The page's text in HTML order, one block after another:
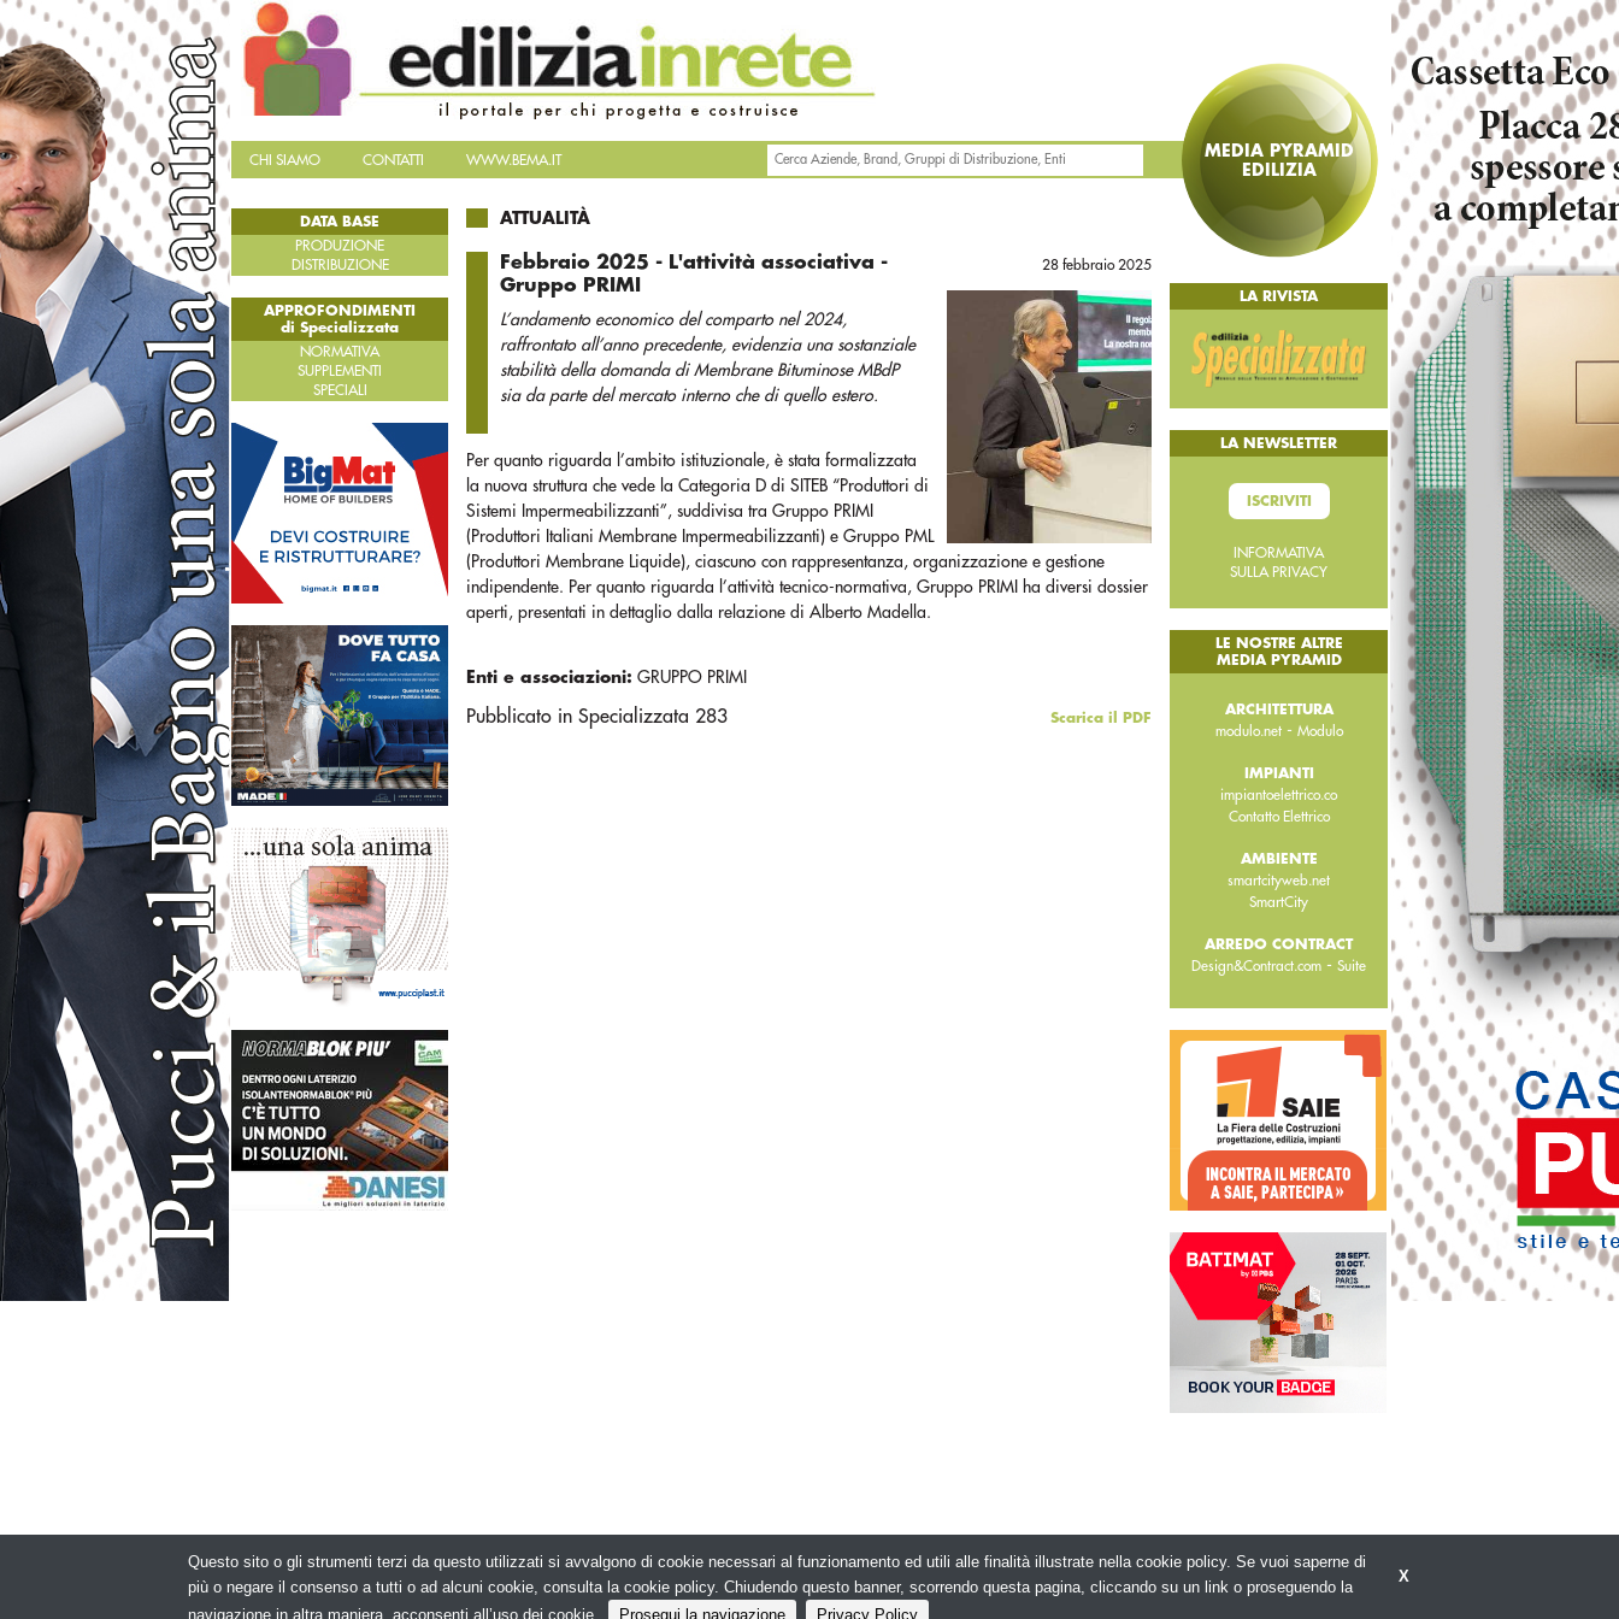
CHI SIAMO CONTATTI WWW.BEMA.IT
MEDIA PYRAMID
EDILIZIA
ATTUALITÀ
Febbraio 2025 - L'attività associativa -
Gruppo PRIMI
L’andamento economico del comparto nel 2024,
raffrontato all’anno precedente, evidenzia una sostanziale
stabilità della domanda di Membrane Bituminose MBdP
sia da parte del mercato interno che di quello estero.
28 febbraio 2025
Per quanto riguarda l’ambito istituzionale, è stata formalizzata
la nuova struttura che vede la Categoria D di SITEB “Produttori di
Sistemi Impermeabilizzanti”, suddivisa tra Gruppo PRIMI
(Produttori Italiani Membrane Impermeabilizzanti) e Gruppo PML
(Produttori Membrane Liquide), ciascuno con rappresentanza, organizzazione e gestione
indipendente. Per quanto riguarda l’attività tecnico-normativa, Gruppo PRIMI ha diversi dossier
aperti, presentati in dettaglio dalla relazione di Alberto Madella.
Enti e associazioni: GRUPPO PRIMI
Pubblicato in Specializzata 283 Scarica il PDF
DATA BASE
PRODUZIONE
DISTRIBUZIONE
APPROFONDIMENTI
di Specializzata
NORMATIVA
SUPPLEMENTI
SPECIALI
LA RIVISTA
LA NEWSLETTER
ISCRIVITI
INFORMATIVA
SULLA PRIVACY
LE NOSTRE ALTRE
MEDIA PYRAMID
ARCHITETTURA
modulo.net- Modulo
IMPIANTI
impiantoelettrico.co
Contatto Elettrico
AMBIENTE
smartcityweb.net
SmartCity
ARREDO CONTRACT
Design&Contract.com -Suite
© Copyright 2026. Edilizia in Rete - N.ro Iscrizione ROC 5836 -Privacy policy X
Questo sito o gli strumenti terzi da questo utilizzati si avvalgono di cookie necessari al funzionamento ed utili alle finalità illustrate nella cookie policy. Se vuoi saperne di
più o negare il consenso a tutti o ad alcuni cookie, consulta la cookie policy. Chiudendo questo banner, scorrendo questa pagina, cliccando su un link o proseguendo la
navigazione in altra maniera, acconsenti all’uso dei cookie.
Prosegui la navigazione Privacy Policy